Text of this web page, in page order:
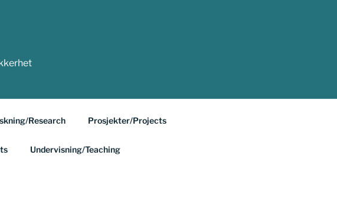
Research Prosjekter/Projects
Undervisning/Teaching